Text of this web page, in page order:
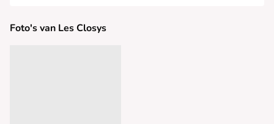
Foto's van Les Closys